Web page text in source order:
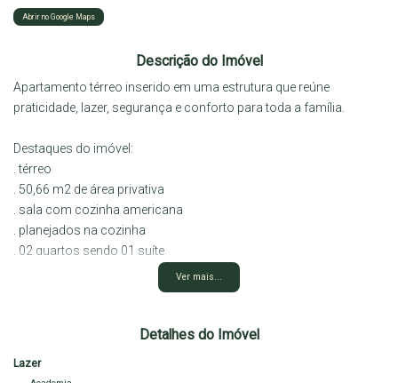
Abrir no Google Maps
Descrição do Imóvel
Apartamento térreo inserido em uma estrutura que reúne
praticidade, lazer, segurança e conforto para toda a família.
Destaques do imóvel:
. térreo
. 50,66 m2 de área privativa
. sala com cozinha americana
. planejados na cozinha
. 02 quartos sendo 01 suíte
Infraestrutura do Condomínio:
Ver mais...
Detalhes do Imóvel
Lazer